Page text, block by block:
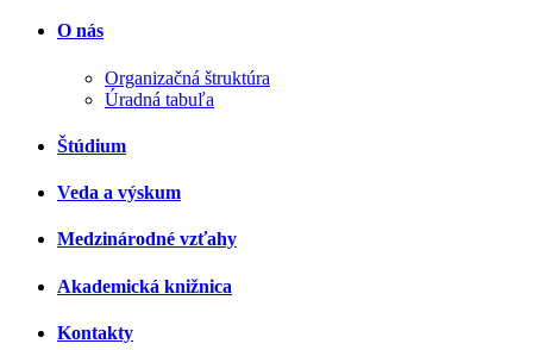
O nás
Organizačná štruktúra
Úradná tabuľa
Štúdium
Veda a výskum
Medzinárodné vzťahy
Akademická knižnica
Kontakty